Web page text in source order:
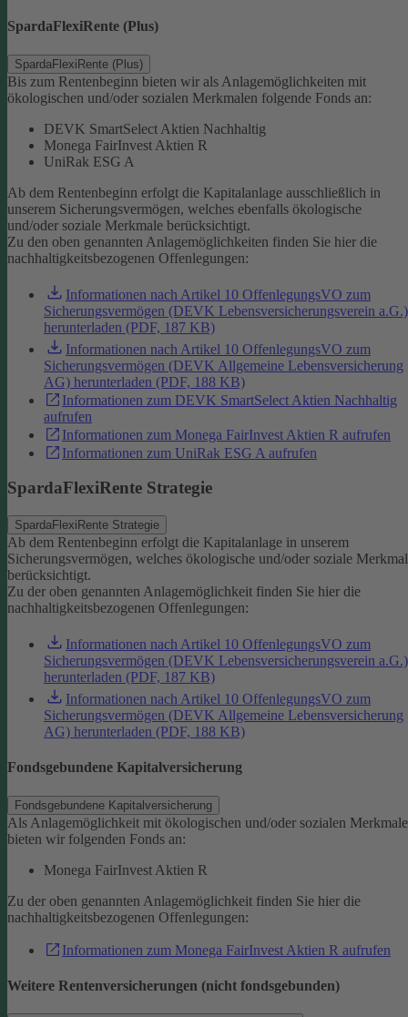
SpardaFlexiRente (Plus)
SpardaFlexiRente (Plus)
Bis zum Rentenbeginn bieten wir als Anlagemöglichkeiten mit
ökologischen und/oder sozialen Merkmalen folgende Fonds an:
DEVK SmartSelect Aktien Nachhaltig
Monega FairInvest Aktien R
UniRak ESG A
Ab dem Rentenbeginn erfolgt die Kapitalanlage ausschließlich in
unserem Sicherungsvermögen, welches ebenfalls ökologische
und/oder soziale Merkmale berücksichtigt.
Zu den oben genannten Anlagemöglichkeiten finden Sie hier die
nachhaltigkeitsbezogenen Offenlegungen:
Informationen nach Artikel 10 OffenlegungsVO zum
Sicherungsvermögen (DEVK Lebensversicherungsverein a.G.)
herunterladen (PDF, 187 KB)
Informationen nach Artikel 10 OffenlegungsVO zum
Sicherungsvermögen (DEVK Allgemeine Lebensversicherung
AG) herunterladen (PDF, 188 KB)
Informationen zum DEVK SmartSelect Aktien Nachhaltig
aufrufen
Informationen zum Monega FairInvest Aktien R aufrufen
Informationen zum UniRak ESG A aufrufen
SpardaFlexiRente Strategie
SpardaFlexiRente Strategie
Ab dem Rentenbeginn erfolgt die Kapitalanlage in unserem
Sicherungsvermögen, welches ökologische und/oder soziale
berücksichtigt.
Zu der oben genannten Anlagemöglichkeit finden Sie hier die
nachhaltigkeitsbezogenen Offenlegungen:
Informationen nach Artikel 10 OffenlegungsVO zum
Sicherungsvermögen (DEVK Lebensversicherungsverein a.G.)
herunterladen (PDF, 187 KB)
Informationen nach Artikel 10 OffenlegungsVO zum
Sicherungsvermögen (DEVK Allgemeine Lebensversicherung
AG) herunterladen (PDF, 188 KB)
Fondsgebundene Kapitalversicherung
Fondsgebundene Kapitalversicherung
Als Anlagemöglichkeit mit ökologischen und/oder sozialen
bieten wir folgenden Fonds an:
Monega FairInvest Aktien R
Zu der oben genannten Anlagemöglichkeit finden Sie hier die
nachhaltigkeitsbezogenen Offenlegungen:
Informationen zum Monega FairInvest Aktien R aufrufen
Weitere Rentenversicherungen (nicht fondsgebunden)